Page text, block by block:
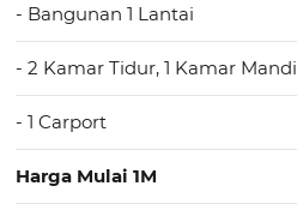
- Bangunan 1 Lantai
- 2 Kamar Tidur, 1 Kamar Mandi
- 1 Carport
Harga Mulai 1M